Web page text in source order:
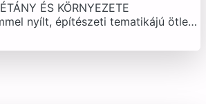
ÉS KÖRNYEZETE
nyílt, építészeti tematikájú ötle…